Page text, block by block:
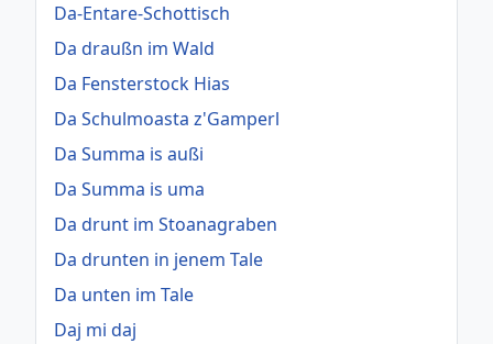
Da-Entare-Schottisch
Da draußn im Wald
Da Fensterstock Hias
Da Schulmoasta z'Gamperl
Da Summa is außi
Da Summa is uma
Da drunt im Stoanagraben
Da drunten in jenem Tale
Da unten im Tale
Daj mi daj